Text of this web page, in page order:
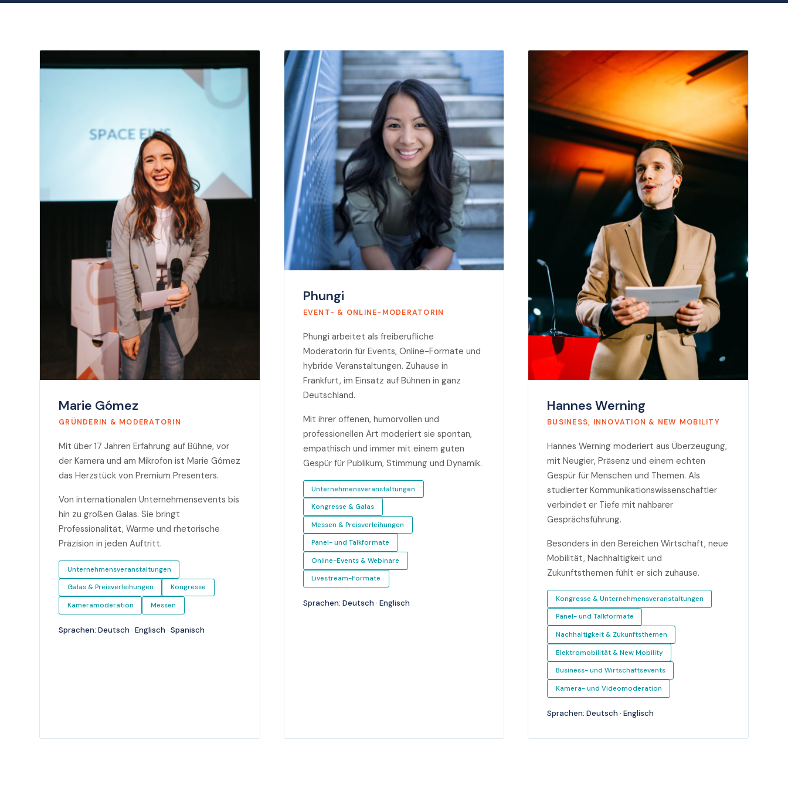
Marie Gómez
GRÜNDERIN & MODERATORIN
Mit über 17 Jahren Erfahrung auf Bühne, vor
der Kamera und am Mikrofon ist Marie Gómez
das Herzstück von Premium Presenters.
Von internationalen Unternehmensevents bis
hin zu großen Galas. Sie bringt
Professionalität, Wärme und rhetorische
Präzision in jeden Auftritt.
Unternehmensveranstaltungen
Galas & Preisverleihungen Kongresse
Kameramoderation Messen
Sprachen: Deutsch · Englisch · Spanisch
Phungi
EVENT- & ONLINE-MODERATORIN
Phungi arbeitet als freiberufliche
Moderatorin für Events, Online-Formate und
hybride Veranstaltungen. Zuhause in
Frankfurt, im Einsatz auf Bühnen in ganz
Deutschland.
Mit ihrer offenen, humorvollen und
professionellen Art moderiert sie spontan,
empathisch und immer mit einem guten
Gespür für Publikum, Stimmung und Dynamik.
Unternehmensveranstaltungen
Kongresse & Galas
Messen & Preisverleihungen
Panel- und Talkformate
Online-Events & Webinare
Livestream-Formate
Sprachen: Deutsch · Englisch
Hannes Werning
BUSINESS, INNOVATION & NEW MOBILITY
Hannes Werning moderiert aus Überzeugung,
mit Neugier, Präsenz und einem echten
Gespür für Menschen und Themen. Als
studierter Kommunikationswissenschaftler
verbindet er Tiefe mit nahbarer
Gesprächsführung.
Besonders in den Bereichen Wirtschaft, neue
Mobilität, Nachhaltigkeit und
Zukunftsthemen fühlt er sich zuhause.
Kongresse & Unternehmensveranstaltungen
Panel- und Talkformate
Nachhaltigkeit & Zukunftsthemen
Elektromobilität & New Mobility
Business- und Wirtschaftsevents
Kamera- und Videomoderation
Sprachen: Deutsch · Englisch